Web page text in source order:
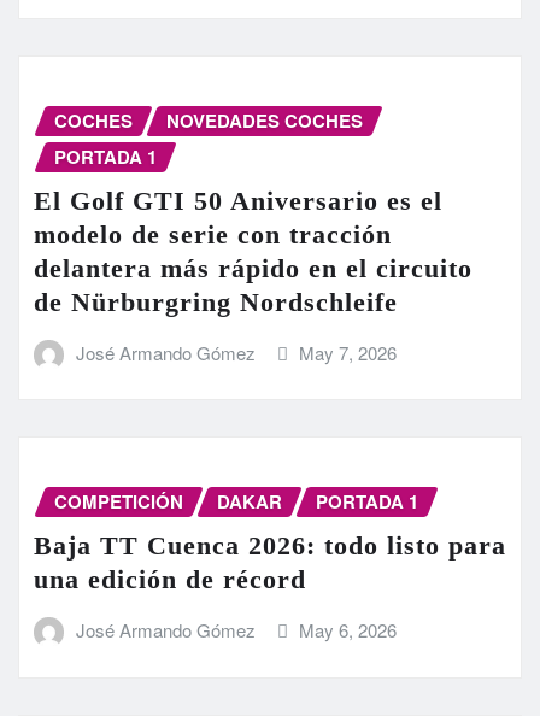
COCHES
NOVEDADES COCHES
PORTADA 1
El Golf GTI 50 Aniversario es el
modelo de serie con tracción
delantera más rápido en el circuito
de Nürburgring Nordschleife
José Armando Gómez May 7, 2026
COMPETICIÓN DAKAR PORTADA 1
Baja TT Cuenca 2026: todo listo para
una edición de récord
José Armando Gómez May 6, 2026